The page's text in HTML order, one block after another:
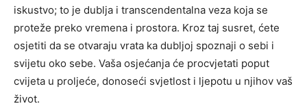
iskustvo; to je dublja i transcendentalna veza koja se
proteže preko vremena i prostora. Kroz taj susret, ćete
osjetiti da se otvaraju vrata ka dubljoj spoznaji o sebi i
svijetu oko sebe. Vaša osjećanja će procvjetati poput
cvijeta u proljeće, donoseći svjetlost i ljepotu u njihov vaš
život.